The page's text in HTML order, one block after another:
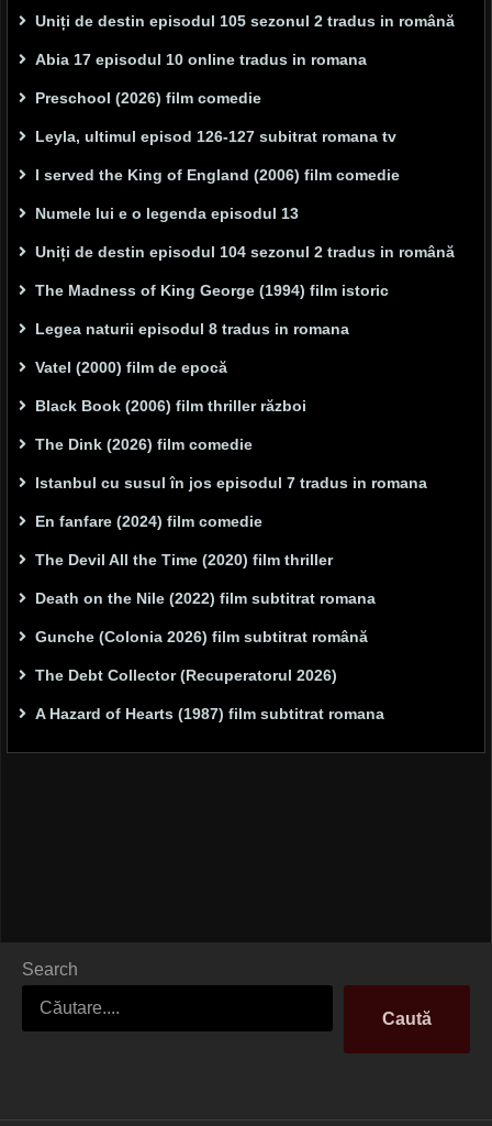
Uniți de destin episodul 105 sezonul 2 tradus in română
Abia 17 episodul 10 online tradus in romana
Preschool (2026) film comedie
Leyla, ultimul episod 126-127 subitrat romana tv
I served the King of England (2006) film comedie
Numele lui e o legenda episodul 13
Uniți de destin episodul 104 sezonul 2 tradus in română
The Madness of King George (1994) film istoric
Legea naturii episodul 8 tradus in romana
Vatel (2000) film de epocă
Black Book (2006) film thriller război
The Dink (2026) film comedie
Istanbul cu susul în jos episodul 7 tradus in romana
En fanfare (2024) film comedie
The Devil All the Time (2020) film thriller
Death on the Nile (2022) film subtitrat romana
Gunche (Colonia 2026) film subtitrat română
The Debt Collector (Recuperatorul 2026)
A Hazard of Hearts (1987) film subtitrat romana
Search
Caută